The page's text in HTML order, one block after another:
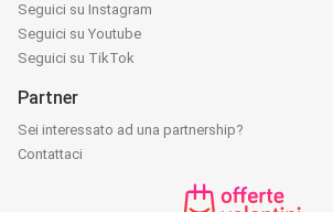
Seguici su Instagram
Seguici su Youtube
Seguici su TikTok
Partner
Sei interessato ad una partnership?
Contattaci